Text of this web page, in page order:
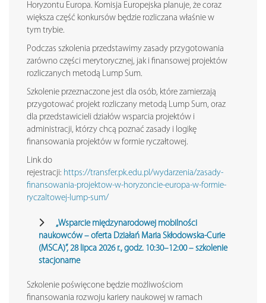
Horyzontu Europa. Komisja Europejska planuje, że coraz
większa część konkursów będzie rozliczana właśnie w
tym trybie.
Podczas szkolenia przedstawimy zasady przygotowania
zarówno części merytorycznej, jak i finansowej projektów
rozliczanych metodą Lump Sum.
Szkolenie przeznaczone jest dla osób, które zamierzają
przygotować projekt rozliczany metodą Lump Sum, oraz
dla przedstawicieli działów wsparcia projektów i
administracji, którzy chcą poznać zasady i logikę
finansowania projektów w formie ryczałtowej.
Link do
rejestracji: https://transfer.pk.edu.pl/wydarzenia/zasady-
finansowania-projektow-w-horyzoncie-europa-w-formie-
ryczaltowej-lump-sum/
„Wsparcie międzynarodowej mobilności
naukowców – oferta Działań Maria Skłodowska-Curie
(MSCA)”, 28 lipca 2026 r., godz. 10:30–12:00 – szkolenie
stacjonarne
Szkolenie poświęcone będzie możliwościom
finansowania rozwoju kariery naukowej w ramach